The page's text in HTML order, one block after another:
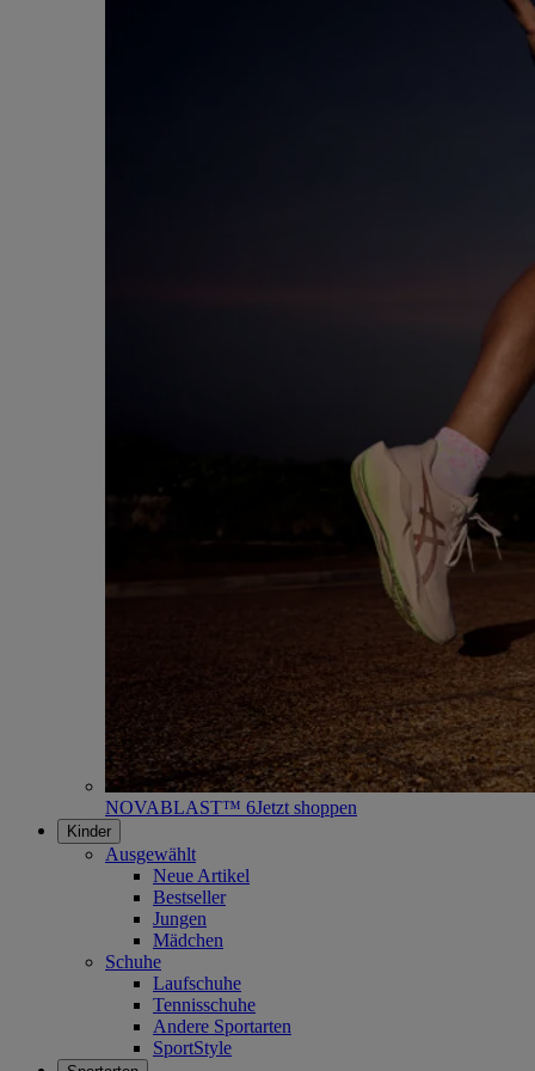
NOVABLAST™ 6Jetzt shoppen
Kinder
Ausgewählt
Neue Artikel
Bestseller
Jungen
Mädchen
Schuhe
Laufschuhe
Tennisschuhe
Andere Sportarten
SportStyle